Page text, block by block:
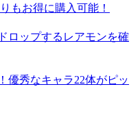
もお得に購入可能！
ロップするレアモンを確
優秀なキャラ22体がピッ